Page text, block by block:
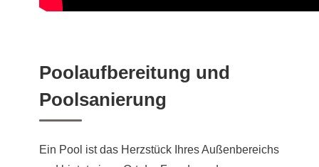
Poolaufbereitung und
Poolsanierung
Ein Pool ist das Herzstück Ihres Außenbereichs